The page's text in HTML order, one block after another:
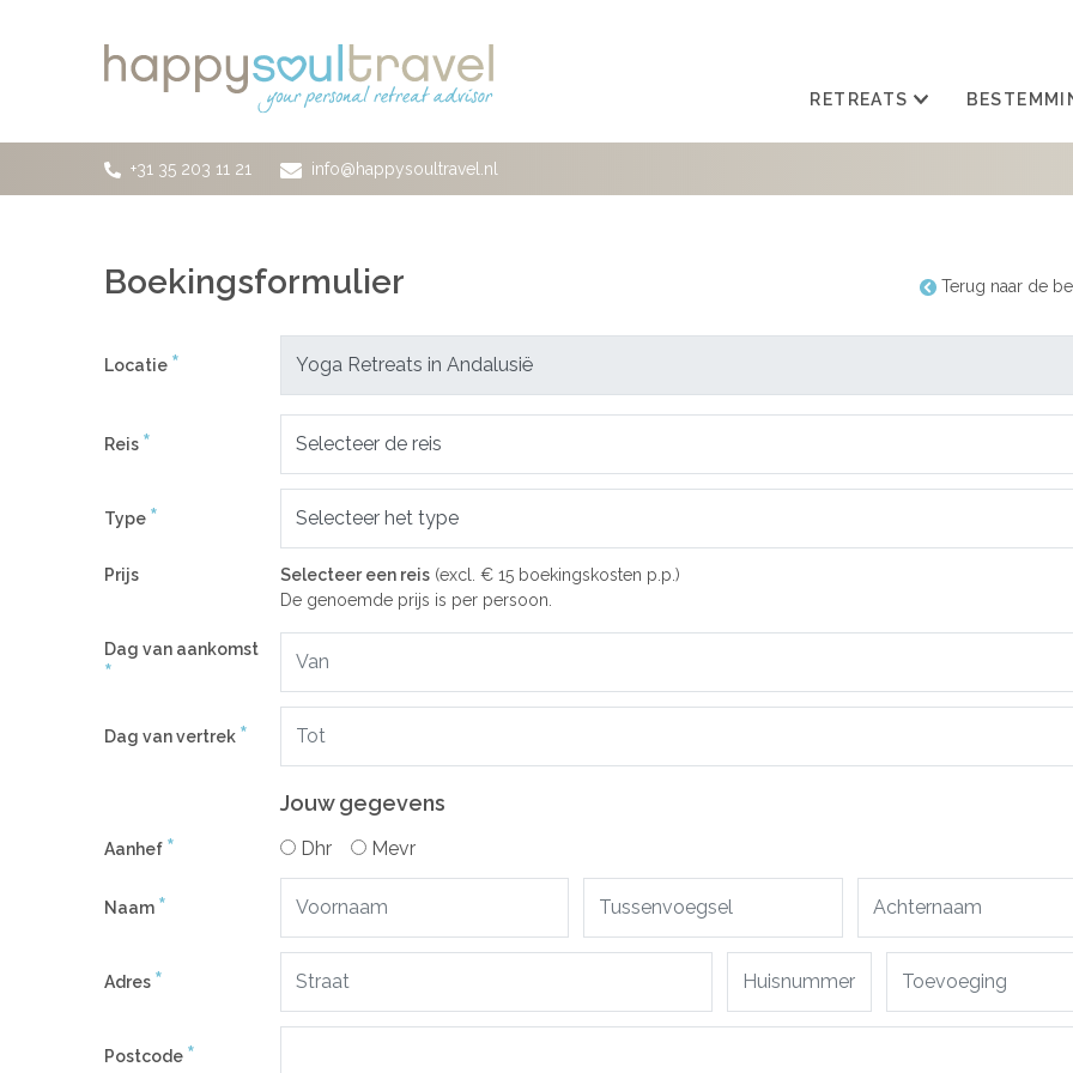
RETREATS
+31 35 203 11 21 info@happysoultravel.nl
Boekingsformulier Terug naar de
Locatie *
Reis *
Type *
Prijs Selecteer een reis (excl. € 15 boekingskosten p.p.)
De genoemde prijs is per persoon.
Dag van aankomst
*
Dag van vertrek *
Jouw gegevens
Aanhef * Dhr Mevr
Naam *
Adres *
Postcode *